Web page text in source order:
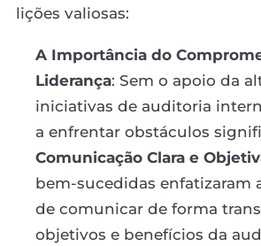
lições valiosas:
A Importância do
Liderança: Sem o apoio da
iniciativas de auditoria
a enfrentar obstáculos
Comunicação Clara e
bem-sucedidas enfatizaram
de comunicar de forma
objetivos e benefícios da